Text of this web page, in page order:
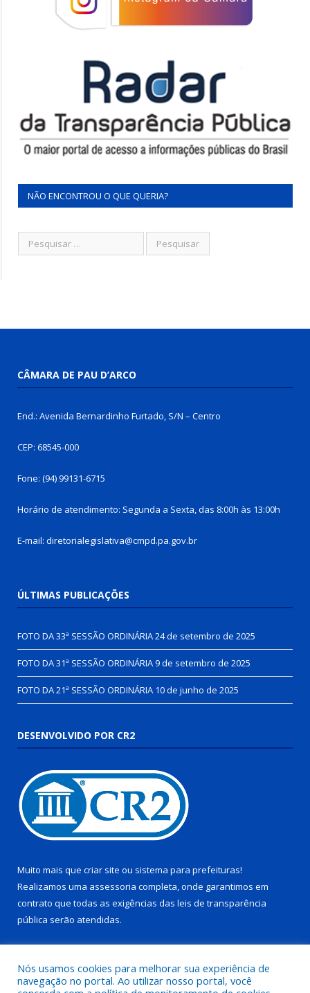
NÃO ENCONTROU O QUE QUERIA?
CÂMARA DE PAU D’ARCO
End.: Avenida Bernardinho Furtado, S/N – Centro
CEP: 68545-000
Fone: (94) 99131-6715
Horário de atendimento: Segunda a Sexta, das 8:00h às 13:00h
E-mail: diretorialegislativa@cmpd.pa.gov.br
ÚLTIMAS PUBLICAÇÕES
FOTO DA 33ª SESSÃO ORDINÁRIA24 de setembro de 2025
FOTO DA 31ª SESSÃO ORDINÁRIA9 de setembro de 2025
FOTO DA 21ª SESSÃO ORDINÁRIA 10 de junho de 2025
DESENVOLVIDO POR CR2
Muito mais que criar site ou sistema para prefeituras!
Realizamos uma assessoria completa, onde garantimos em
contrato que todas as exigências das leis de transparência
pública serão atendidas.
Nós usamos cookies para melhorar sua experiência de
navegação no portal. Ao utilizar nosso portal, você